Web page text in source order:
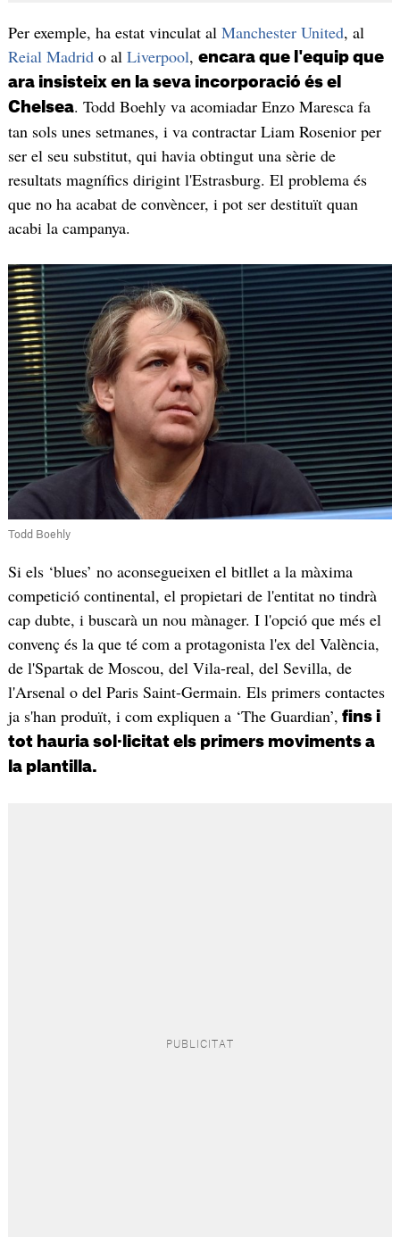
Per exemple, ha estat vinculat al Manchester United, al
Reial Madrido al Liverpool, encara que l'equip que
ara insisteix en la seva incorporació és el
Chelsea. Todd Boehly va acomiadar Enzo Maresca fa
tan sols unes setmanes, i va contractar Liam Rosenior per
ser el seu substitut, qui havia obtingut una sèrie de
resultats magnífics dirigint l'Estrasburg. El problema és
que no ha acabat de convèncer, i pot ser destituït quan
acabi la campanya.
Todd Boehly
Si els ‘blues’ no aconsegueixen el bitllet a la màxima
competició continental, el propietari de l'entitat no tindrà
cap dubte, i buscarà un nou mànager. I l'opció que més el
convenç és la que té com a protagonista l'ex del València,
de l'Spartak de Moscou, del Vila-real, del Sevilla, de
l'Arsenal o del Paris Saint-Germain. Els primers contactes
ja s'han produït, i com expliquen a ‘The Guardian’, fins i
tot hauria sol·licitat els primers moviments a
la plantilla.